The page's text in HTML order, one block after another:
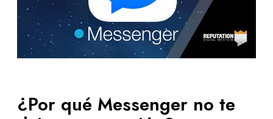
¿Por qué Messenger no te